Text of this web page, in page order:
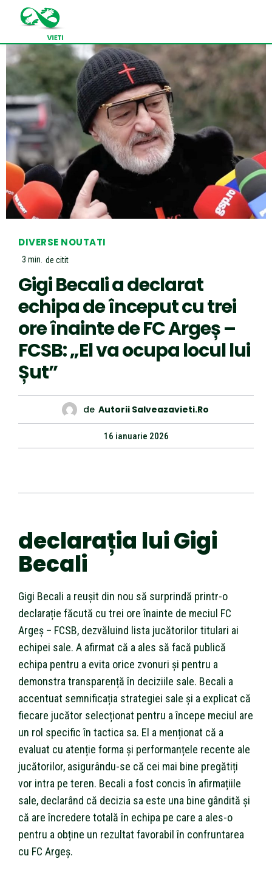
DIVERSE NOUTATI
3 min. de citit
Gigi Becali a declarat
echipa de început cu trei
ore înainte de FC Argeș –
FCSB: „El va ocupa locul lui
Șut”
de Autorii Salveazavieti.ro
16 ianuarie 2026
declarația lui Gigi
Becali
Gigi Becali a reușit din nou să surprindă printr-o
declarație făcută cu trei ore înainte de meciul FC
Argeș – FCSB, dezvăluind lista jucătorilor titulari ai
echipei sale. A afirmat că a ales să facă publică
echipa pentru a evita orice zvonuri și pentru a
demonstra transparență în deciziile sale. Becali a
accentuat semnificația strategiei sale și a explicat că
fiecare jucător selecționat pentru a începe meciul are
un rol specific în tactica sa. El a menționat că a
evaluat cu atenție forma și performanțele recente ale
jucătorilor, asigurându-se că cei mai bine pregătiți
vor intra pe teren. Becali a fost concis în afirmațiile
sale, declarând că decizia sa este una bine gândită și
că are încredere totală în echipa pe care a ales-o
pentru a obține un rezultat favorabil în confruntarea
cu FC Argeș.